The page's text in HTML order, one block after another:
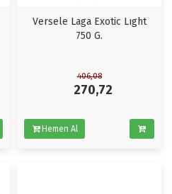
Versele Laga Exotic Lıght
750 G.
406,08
270,72
Hemen Al